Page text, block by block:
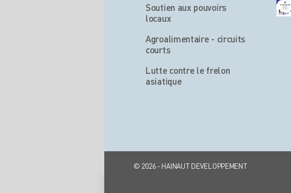
Soutien aux pouvoirs
locaux
Agroalimentaire - circuits
courts
Lutte contre le frelon
asiatique
© 2026 - HAINAUT DEVELOPPEMENT